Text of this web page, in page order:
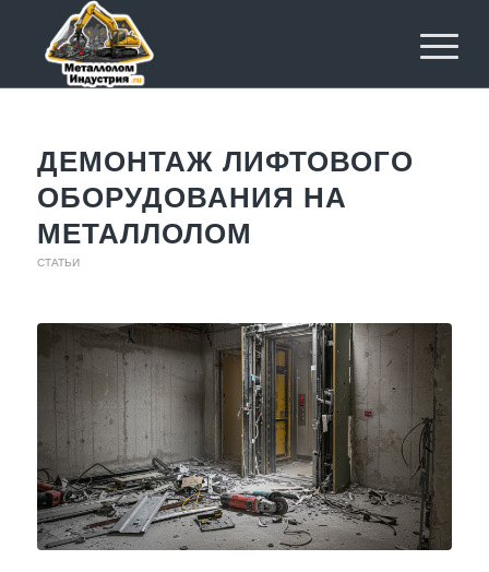
ДЕМОНТАЖ ЛИФТОВОГО
ОБОРУДОВАНИЯ НА
МЕТАЛЛОЛОМ
СТАТЬИ